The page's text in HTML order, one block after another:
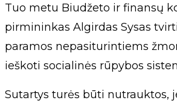
Tuo metu Biudžeto ir finansų
pirmininkas Algirdas Sysas
paramos nepasiturintiems
ieškoti socialinės rūpybos
Sutartys turės būti nutrauktos,